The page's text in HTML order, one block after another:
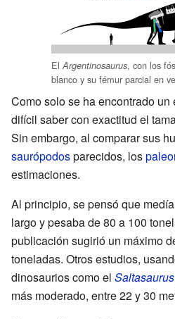
El Argentinosaurus, con los
blanco y su fémur parcial en
Como solo se ha encontrado
difícil saber con exactitud el
Sin embargo, al comparar sus
saurópodosparecidos, los
estimaciones.
Al principio, se pensó que
largo y pesaba de 80 a 100
publicación sugirió un máximo
toneladas. Otros estudios,
dinosaurios como el Saltasaurus
más moderado, entre 22 y 30